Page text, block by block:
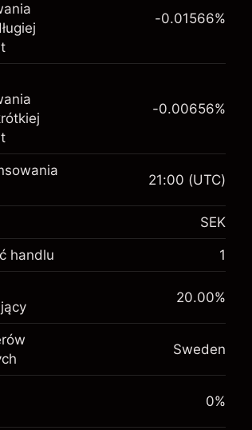
out
Twoja
SEK 1,000.00
overnight za
pozycji
pełnej wartości
-0.01566
z dźwignią ~
~
-0.01566%
Twoja
SEK 1,000.00
overnight za
pozycji
pełnej wartości
(-SEK 0.30)
z dźwignią ~
-0.00656%
21:00 (UTC)
SEK
handlu 1
20.00%
Sweden
0%